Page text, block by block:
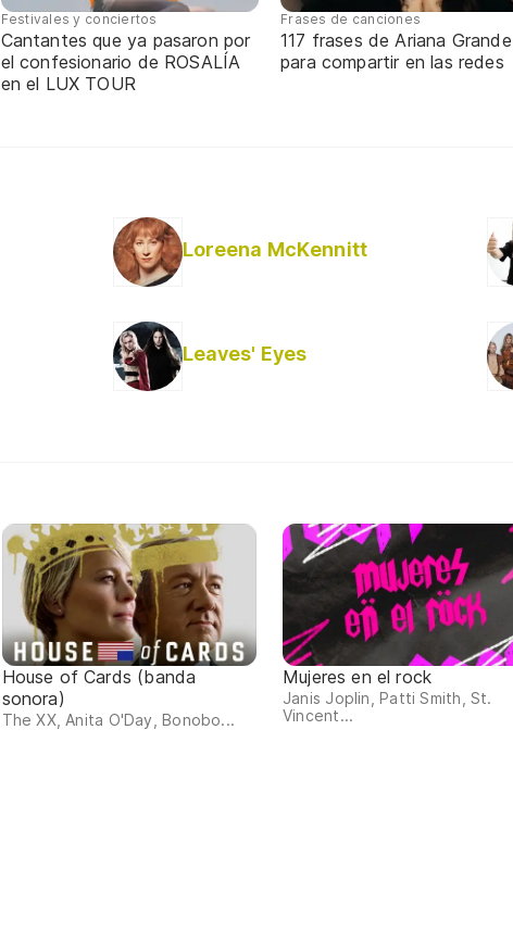
Festivales y conciertos
Cantantes que ya pasaron por
el confesionario de ROSALÍA
en el LUX TOUR
Frases de canciones
117 frases de Ariana Grande
para compartir en las redes
Loreena McKennitt
Leaves' Eyes
House of Cards (banda
sonora)
The XX, Anita O'Day, Bonobo...
Mujeres en el rock
Janis Joplin, Patti Smith, St.
Vincent...